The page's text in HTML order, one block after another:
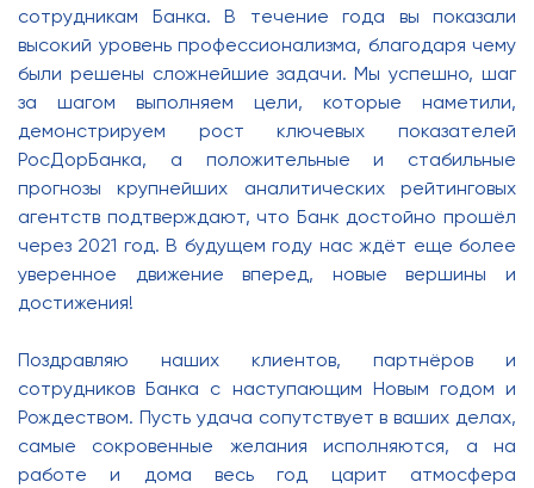
сотрудникам Банка. В течение года вы показали
высокий уровень профессионализма, благодаря чему
были решены сложнейшие задачи. Мы успешно, шаг
за шагом выполняем цели, которые наметили,
демонстрируем рост ключевых показателей
РосДорБанка, а положительные и стабильные
прогнозы крупнейших аналитических рейтинговых
агентств подтверждают, что Банк достойно прошёл
через 2021 год. В будущем году нас ждёт еще более
уверенное движение вперед, новые вершины и
достижения!
Поздравляю наших клиентов, партнёров и
сотрудников Банка с наступающим Новым годом и
Рождеством. Пусть удача сопутствует в ваших делах,
самые сокровенные желания исполняются, а на
работе и дома весь год царит атмосфера